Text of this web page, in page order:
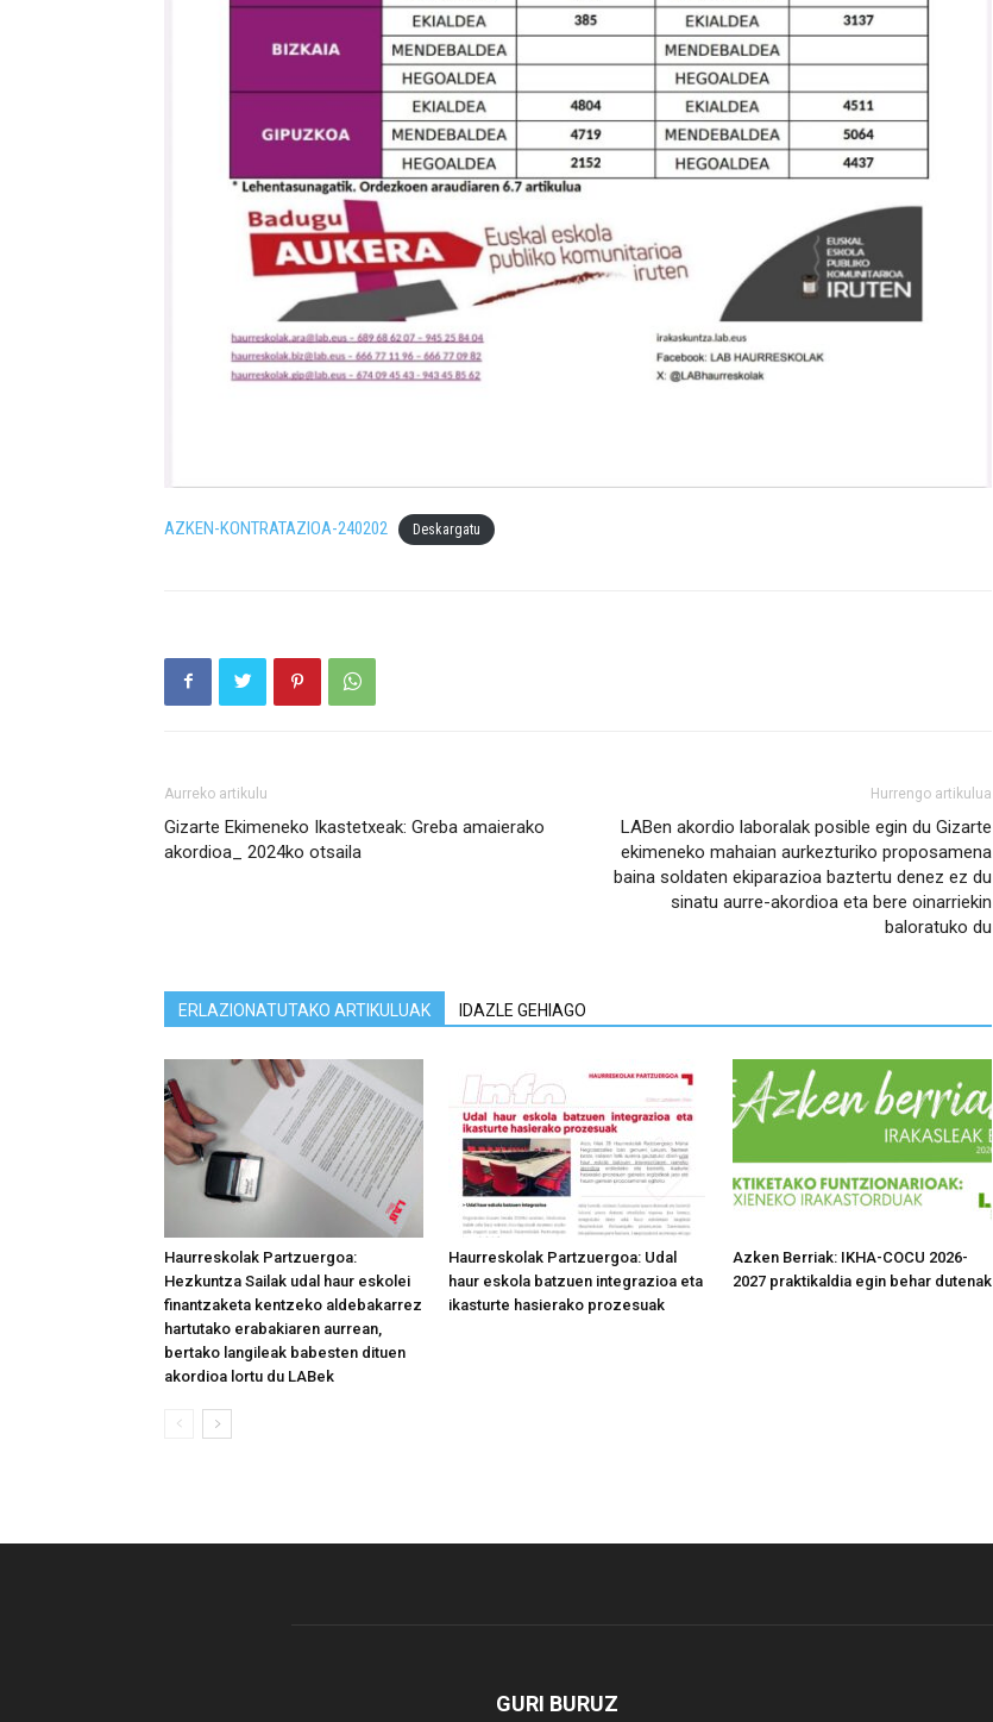
AZKEN-KONTRATAZIOA-240202 Deskargatu
Aurreko artikulu
Gizarte Ekimeneko Ikastetxeak: Greba amaierako
akordioa_ 2024ko otsaila
Hurrengo artikulua
LABen akordio laboralak posible egin du Gizarte
ekimeneko mahaian aurkezturiko proposamena
baina soldaten ekiparazioa baztertu denez ez du
sinatu aurre-akordioa eta bere oinarriekin
baloratuko du
ERLAZIONATUTAKO ARTIKULUAK IDAZLE GEHIAGO
Haurreskolak Partzuergoa:
Hezkuntza Sailak udal haur eskolei
finantzaketa kentzeko aldebakarrez
hartutako erabakiaren aurrean,
bertako langileak babesten dituen
akordioa lortu du LABek
Haurreskolak Partzuergoa: Udal
haur eskola batzuen integrazioa eta
ikasturte hasierako prozesuak
Azken Berriak: IKHA-COCU 2026-
2027 praktikaldia egin behar dutenak
GURI BURUZ